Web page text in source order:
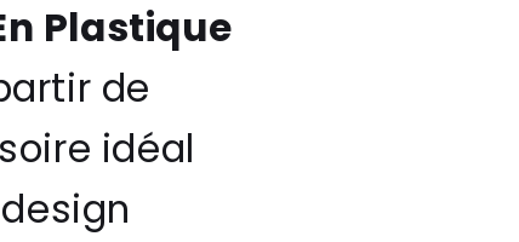
Plastique
de
idéal